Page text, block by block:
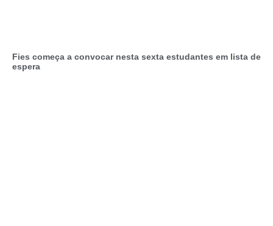
Fies começa a convocar nesta sexta estudantes em lista de
espera